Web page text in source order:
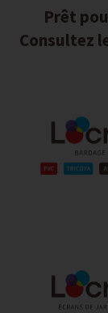
Prêt
Consultez